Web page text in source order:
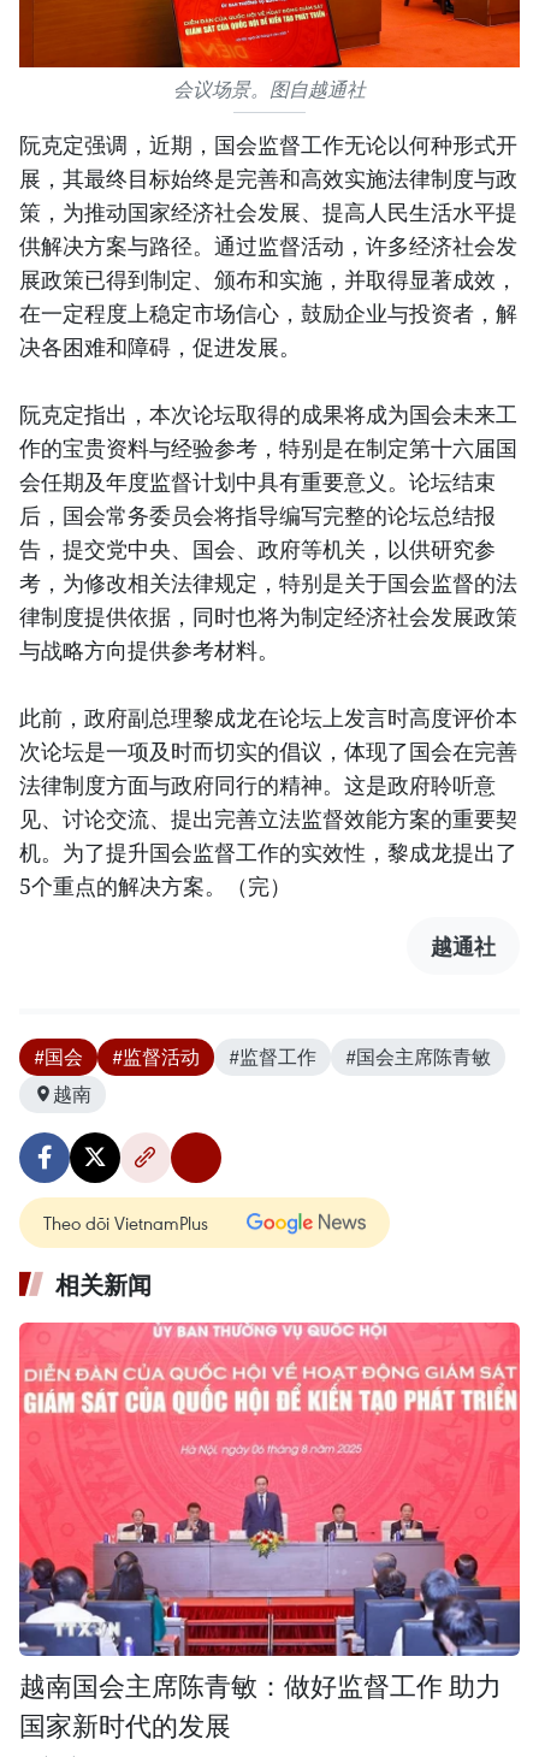
会议场景。图自越通社
阮克定强调，近期，国会监督工作无论以何种形式开
展，其最终目标始终是完善和高效实施法律制度与政
策，为推动国家经济社会发展、提高人民生活水平提
供解决方案与路径。通过监督活动，许多经济社会发
展政策已得到制定、颁布和实施，并取得显著成效，
在一定程度上稳定市场信心，鼓励企业与投资者，解
决各困难和障碍，促进发展。
阮克定指出，本次论坛取得的成果将成为国会未来工
作的宝贵资料与经验参考，特别是在制定第十六届国
会任期及年度监督计划中具有重要意义。论坛结束
后，国会常务委员会将指导编写完整的论坛总结报
告，提交党中央、国会、政府等机关，以供研究参
考，为修改相关法律规定，特别是关于国会监督的法
律制度提供依据，同时也将为制定经济社会发展政策
与战略方向提供参考材料。
此前，政府副总理黎成龙在论坛上发言时高度评价本
次论坛是一项及时而切实的倡议，体现了国会在完善
法律制度方面与政府同行的精神。这是政府聆听意
见、讨论交流、提出完善立法监督效能方案的重要契
机。为了提升国会监督工作的实效性，黎成龙提出了
5个重点的解决方案。（完）
越通社
#国会 #监督活动 #监督工作
#国会主席陈青敏
越南
Theo dõi VietnamPlus
相关新闻
越南国会主席陈青敏：做好监督工作 助力
国家新时代的发展